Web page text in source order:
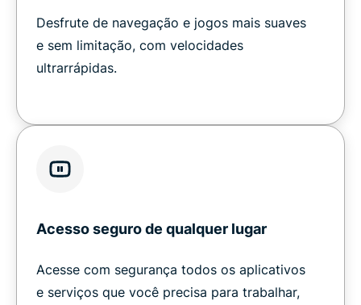
Desfrute de navegação e jogos mais suaves
e sem limitação, com velocidades
ultrarrápidas.
Acesso seguro de qualquer lugar
Acesse com segurança todos os aplicativos
e serviços que você precisa para trabalhar,